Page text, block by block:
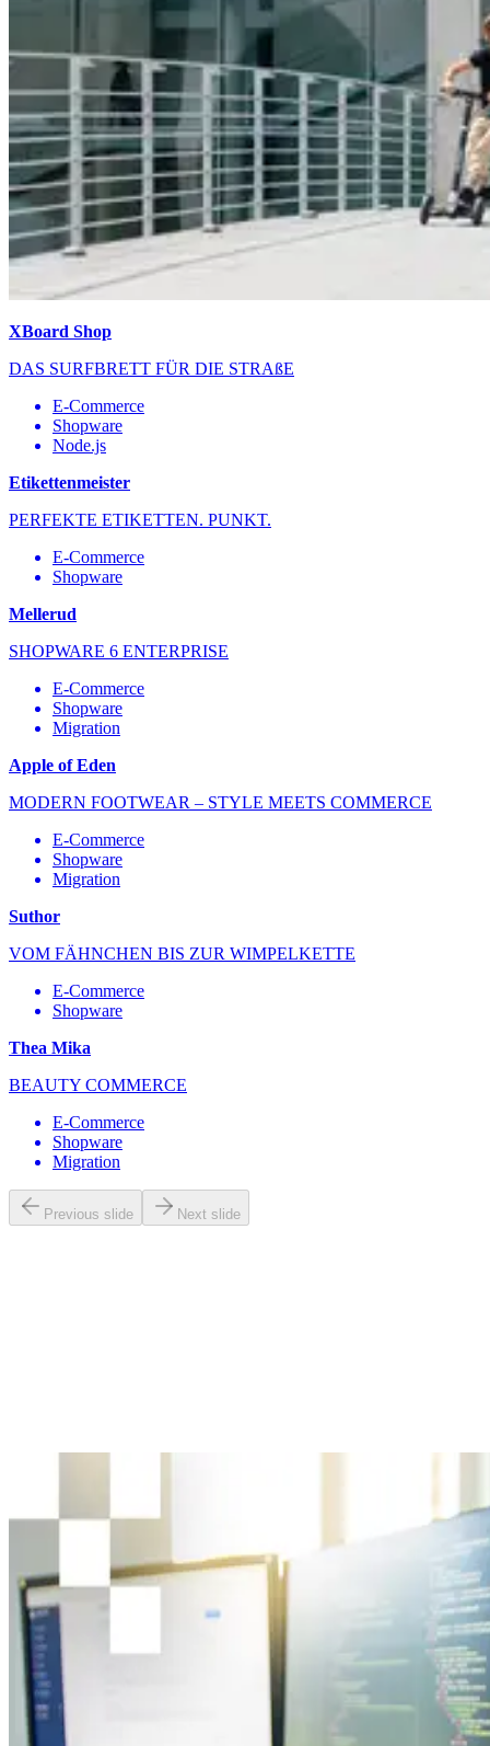
XBoard Shop
DAS SURFBRETT FÜR DIE STRAßE
E-Commerce
Shopware
Node.js
Etikettenmeister
PERFEKTE ETIKETTEN. PUNKT.
E-Commerce
Shopware
Mellerud
SHOPWARE 6 ENTERPRISE
E-Commerce
Shopware
Migration
Apple of Eden
MODERN FOOTWEAR – STYLE MEETS COMMERCE
E-Commerce
Shopware
Migration
Suthor
VOM FÄHNCHEN BIS ZUR WIMPELKETTE
E-Commerce
Shopware
Thea Mika
BEAUTY COMMERCE
E-Commerce
Shopware
Migration
Previous slide Next slide